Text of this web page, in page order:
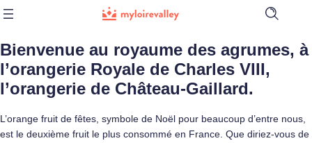
Ouvrir
de
Bienvenue au royaume des agrumes, à
l’orangerie Royale de Charles VIII,
l’orangerie de Château-Gaillard.
L’orange fruit de fêtes, symbole de Noël pour beaucoup d’entre nous,
est le deuxième fruit le plus consommé en France. Que diriez-vous de